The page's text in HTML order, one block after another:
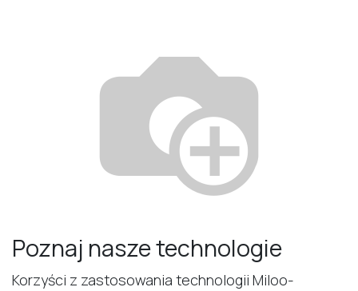
Poznaj nasze technologie
Korzyści z zastosowania technologii Miloo-